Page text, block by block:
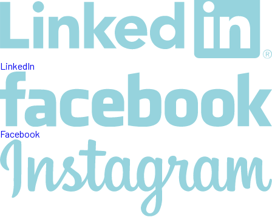
LinkedIn
Facebook